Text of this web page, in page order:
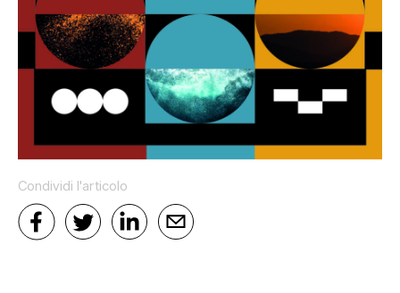
Educational
Esposizioni
Art Bonus
Partnership e sponsorship
Mediahub
Multimedia
Open tools
Blog
Orari e contatti
Condividi l'articolo